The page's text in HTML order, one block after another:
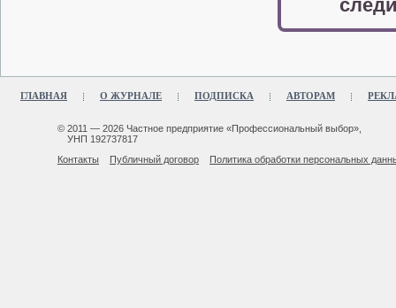
ГЛАВНАЯ О ЖУРНАЛЕ ПОДПИСКА АВТОРАМ
© 2011 — 2026 Частное предприятие «Профессиональный выбор»,
УНП 192737817
Контакты
Публичный договор Политика обработки персональных